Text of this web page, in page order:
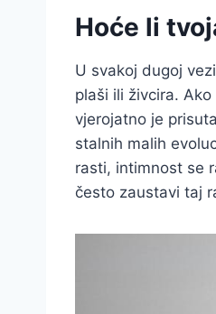
Hoće li
U svakoj dugoj
plaši ili živcira.
vjerojatno je
stalnih malih
rasti, intimnost se
često zaustavi taj